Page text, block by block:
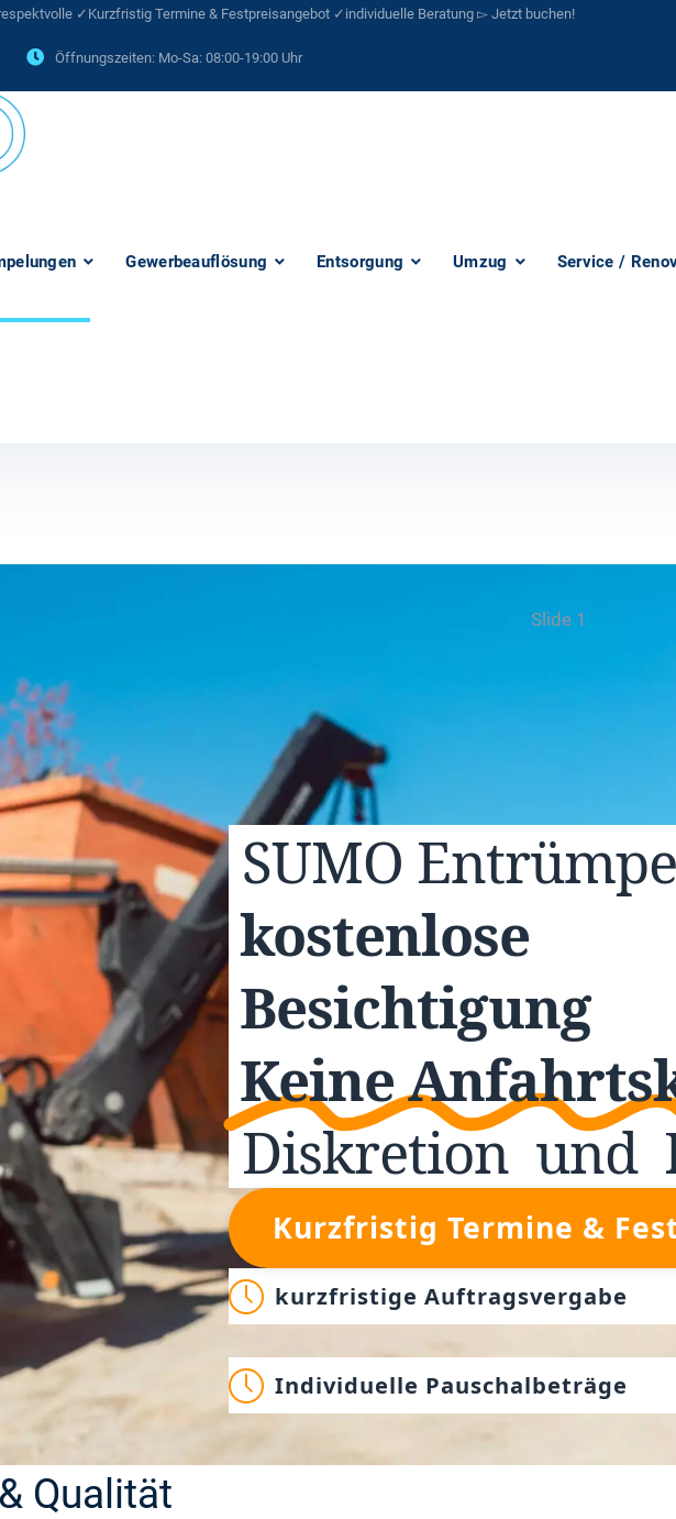
✓Kurzfristig Termine & Festpreisangebot ✓individuelle Beratung ▻ Jetzt buchen!
Öffnungszeiten: Mo-Sa: 08:00-19:00 Uhr
Gewerbeauflösung Entsorgung Umzug Service /
Slide 1
SUMO
kostenlose
Besichtigung
Keine
Diskretion und
Kurzfristig Termine &
kurzfristige Auftragsvergabe
Individuelle Pauschalbeträge
Qualität